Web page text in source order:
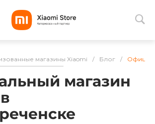
на части
магазины Xiaomi / Блог /
магазин